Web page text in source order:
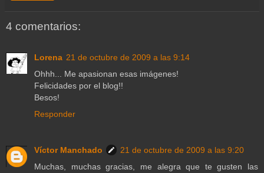
4 comentarios:
Lorena 21 de octubre de 2009 a las 9:14
Ohhh... Me apasionan esas imágenes!
Felicidades por el blog!!
Besos!
Responder
Víctor Manchado
21 de octubre de 2009 a las 9:20
Muchas, muchas gracias, me alegra que te gusten las